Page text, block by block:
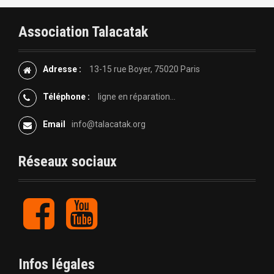
g
n
Association Talacatak
Adresse : 13-15 rue Boyer, 75020 Paris
Téléphone : ligne en réparation...
Email info@talacatak.org
Réseaux sociaux
F
c
o
Y
u
Infos légales